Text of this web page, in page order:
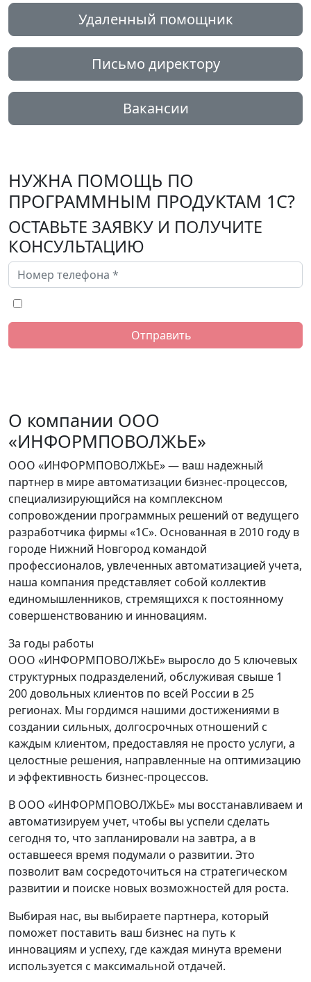
Удаленный помощник
Письмо директору
Вакансии
НУЖНА ПОМОЩЬ ПО
ПРОГРАММНЫМ ПРОДУКТАМ 1С?
ОСТАВЬТЕ ЗАЯВКУ И ПОЛУЧИТЕ
КОНСУЛЬТАЦИЮ
Отправить
О компании ООО
«ИНФОРМПОВОЛЖЬЕ»
ООО «ИНФОРМПОВОЛЖЬЕ» — ваш надежный
партнер в мире автоматизации бизнес-процессов,
специализирующийся на комплексном
сопровождении программных решений от ведущего
разработчика фирмы «1С». Основанная в 2010 году в
городе Нижний Новгород командой
профессионалов, увлеченных автоматизацией учета,
наша компания представляет собой коллектив
единомышленников, стремящихся к постоянному
совершенствованию и инновациям.
За годы работы
ООО «ИНФОРМПОВОЛЖЬЕ» выросло до 5 ключевых
структурных подразделений, обслуживая свыше 1
200 довольных клиентов по всей России в 25
регионах. Мы гордимся нашими достижениями в
создании сильных, долгосрочных отношений с
каждым клиентом, предоставляя не просто услуги, а
целостные решения, направленные на оптимизацию
и эффективность бизнес-процессов.
В ООО «ИНФОРМПОВОЛЖЬЕ» мы восстанавливаем и
автоматизируем учет, чтобы вы успели сделать
сегодня то, что запланировали на завтра, а в
оставшееся время подумали о развитии. Это
позволит вам сосредоточиться на стратегическом
развитии и поиске новых возможностей для роста.
Выбирая нас, вы выбираете партнера, который
поможет поставить ваш бизнес на путь к
инновациям и успеху, где каждая минута времени
используется с максимальной отдачей.